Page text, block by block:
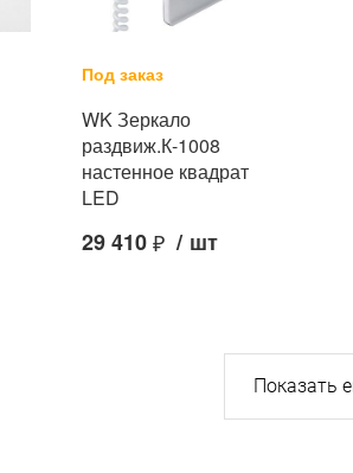
Под заказ
WK Зеркало
раздвиж.К-1008
настенное квадрат
LED
29 410₽ / шт